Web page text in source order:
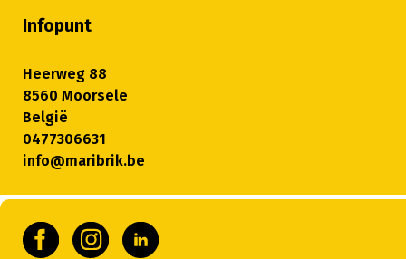
Infopunt
Heerweg 88
8560 Moorsele
België
0477306631
info@maribrik.be